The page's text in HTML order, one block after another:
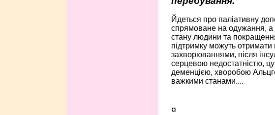
Йдеться про паліативну
спрямоване на одужання, а
стану людини та покращення
підтримку можуть отримати
захворюваннями, після
серцевою недостатністю,
деменцією, хворобою
важкими станами....
¤